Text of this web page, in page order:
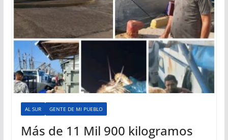
AL SUR GENTE DE MI PUEBLO
Más de 11 Mil 900 kilogramos